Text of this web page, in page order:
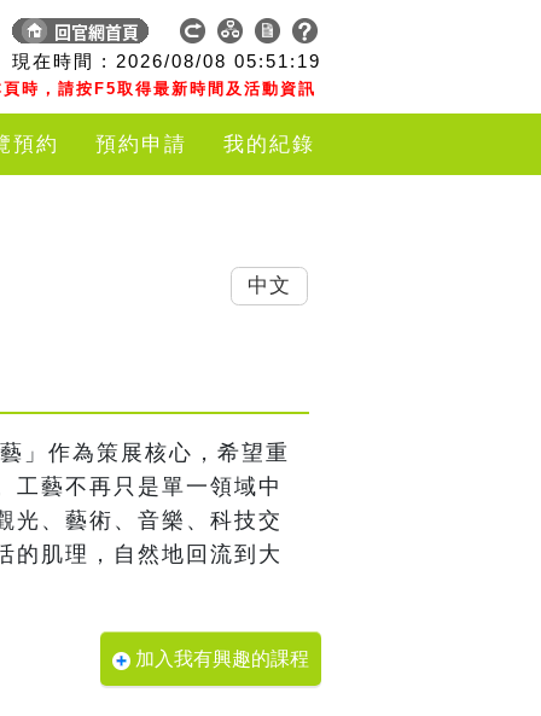
現在時間 : 2026/08/08 05:51:20
時，請按F5取得最新時間及活動資訊
預約 預約申請 我的紀錄
」作為策展核心，希望重
工藝不再只是單一領域中
光、藝術、音樂、科技交
的肌理，自然地回流到大
加入我有興趣的課程